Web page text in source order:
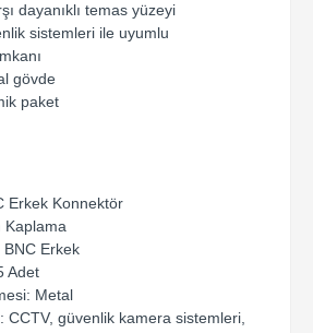
dayanıklı temas yüzeyi
sistemleri ile uyumlu
gövde
paket
Erkek Konnektör
Kaplama
BNC Erkek
Adet
Metal
CCTV, güvenlik kamera sistemleri,